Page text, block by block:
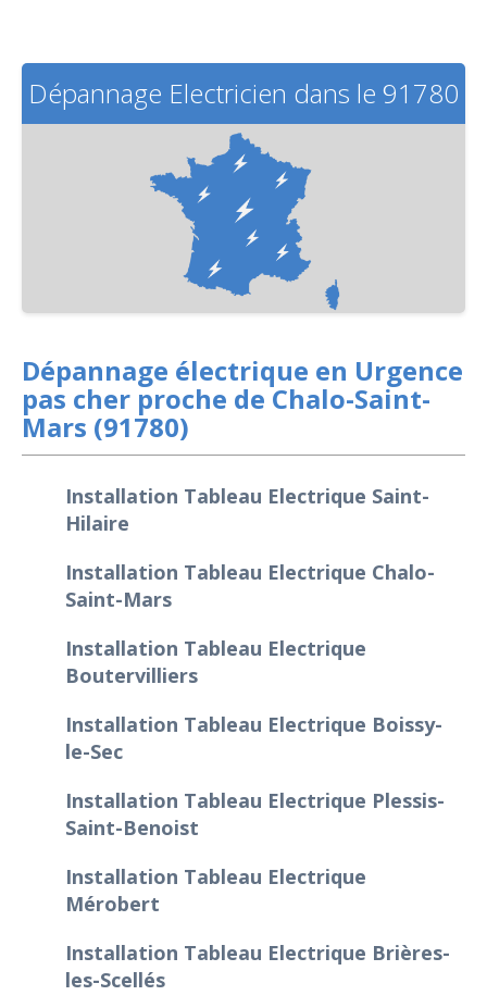
Dépannage Electricien dans le 91780
Dépannage électrique en Urgence
pas cher proche de Chalo-Saint-
Mars (91780)
Installation Tableau Electrique Saint-
Hilaire
Installation Tableau Electrique Chalo-
Saint-Mars
Installation Tableau Electrique
Boutervilliers
Installation Tableau Electrique Boissy-
le-Sec
Installation Tableau Electrique Plessis-
Saint-Benoist
Installation Tableau Electrique
Mérobert
Installation Tableau Electrique Brières-
les-Scellés